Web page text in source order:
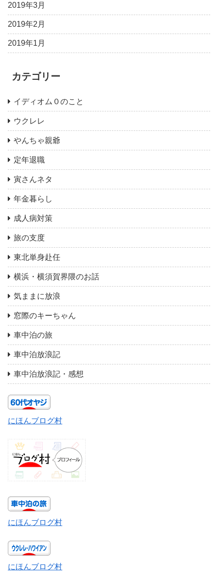
2019年3月
2019年2月
2019年1月
カテゴリー
イディオム０のこと
ウクレレ
やんちゃ親爺
定年退職
寅さんネタ
年金暮らし
成人病対策
旅の支度
東北単身赴任
横浜・横須賀界隈のお話
気ままに放浪
窓際のキーちゃん
車中泊の旅
車中泊放浪記
車中泊放浪記・感想
にほんブログ村
にほんブログ村
にほんブログ村